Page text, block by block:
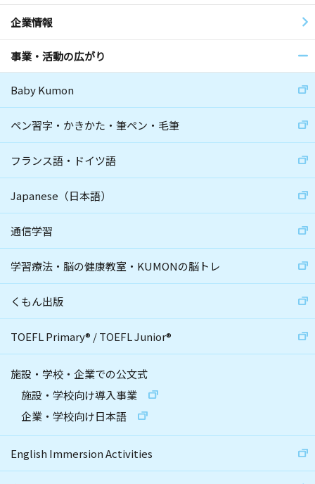
企業情報
事業・活動の広がり
Baby Kumon
ペン習字・かきかた・筆ペン・毛筆
フランス語・ドイツ語
Japanese（日本語）
通信学習
学習療法・脳の健康教室・KUMONの脳トレ
くもん出版
TOEFL Primary® /TOEFL Junior®
施設・学校・企業での公文式
施設・学校向け導入事業
企業・学校向け日本語
English Immersion Activities